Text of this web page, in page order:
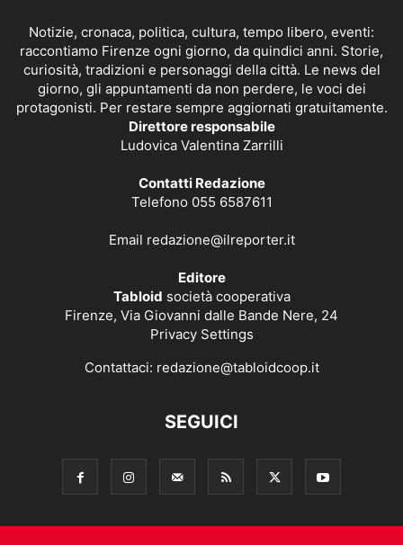
Notizie, cronaca, politica, cultura, tempo libero, eventi:
raccontiamo Firenze ogni giorno, da quindici anni. Storie,
curiosità, tradizioni e personaggi della città. Le news del
giorno, gli appuntamenti da non perdere, le voci dei
protagonisti. Per restare sempre aggiornati gratuitamente.
Direttore responsabile
Ludovica Valentina Zarrilli
Contatti Redazione
Telefono 055 6587611
Email redazione@ilreporter.it
Editore
Tabloid società cooperativa
Firenze, Via Giovanni dalle Bande Nere, 24
Privacy Settings
Contattaci: redazione@tabloidcoop.it
SEGUICI